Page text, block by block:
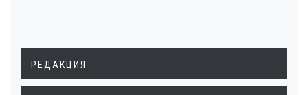
РЕДАКЦИЯ